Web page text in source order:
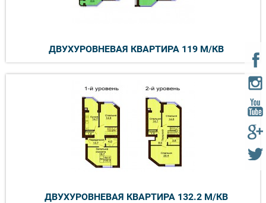
ДВУХУРОВНЕВАЯ КВАРТИРА 119 М/КВ
ДВУХУРОВНЕВАЯ КВАРТИРА 132.2 М/КВ